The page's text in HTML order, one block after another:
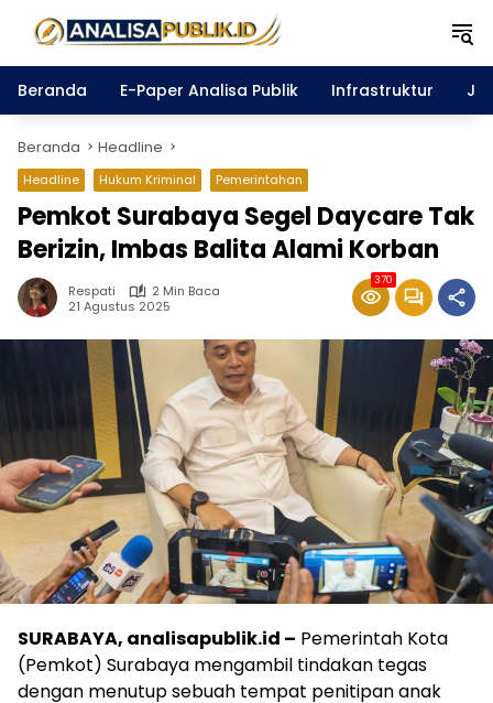
Beranda
E-Paper Analisa Publik Infrastruktur
Beranda Headline
Headline Hukum Kriminal Pemerintahan
Pemkot Surabaya Segel Daycare Tak
Berizin, Imbas Balita Alami Korban
Respati
2 Min Baca
21 Agustus 2025
370
SURABAYA, analisapublik.id – Pemerintah Kota
(Pemkot) Surabaya mengambil tindakan tegas
dengan menutup sebuah tempat penitipan anak